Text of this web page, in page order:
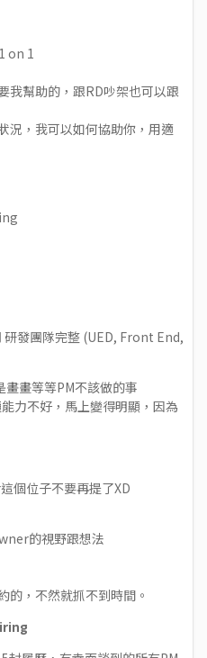
on 1
我幫助的，跟RD吵架也可以跟
況，我可以如何協助你，用適
研發團隊完整 (UED, Front End,
畫等等PM不該做的事
力不好，馬上變得明顯，因為
個位子不要再提了XD
的視野跟想法
的，不然就抓不到時間。